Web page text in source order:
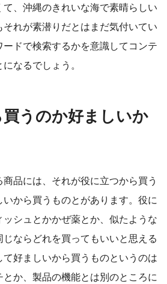
、沖縄のきれいな海で素晴らしい
れが素潜りだとはまだ気付いてい
ドで検索するかを意識してコンテ
なるでしょう。
うのか好ましいか
品には、それが役に立つから買う
いから買うものとがあります。役に
シュとかかぜ薬とか、似たような
ならどれを買ってもいいと思える
て好ましいから買うものというのは
か、製品の機能とは別のところに